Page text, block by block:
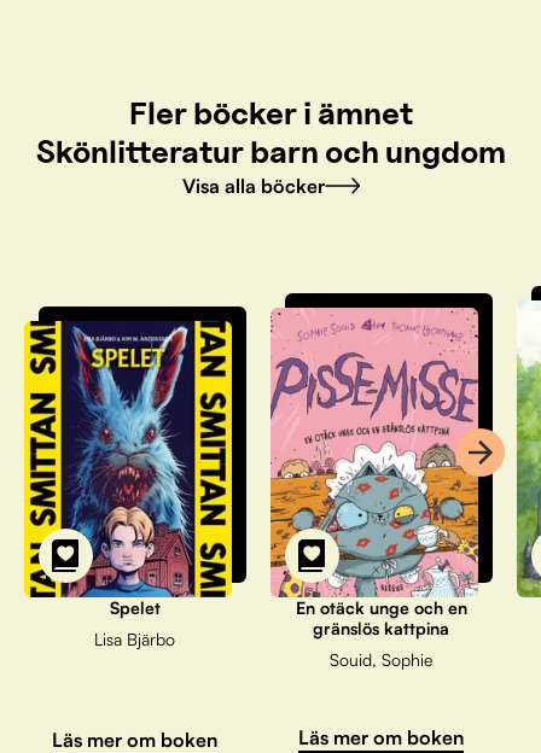
Fler böcker i ämnet
Skönlitteratur barn och ungdom
Visa alla böcker
Spelet
Lisa Bjärbo
Läs mer om boken
En otäck unge och en
gränslös kattpina
Souid, Sophie
Läs mer om boken